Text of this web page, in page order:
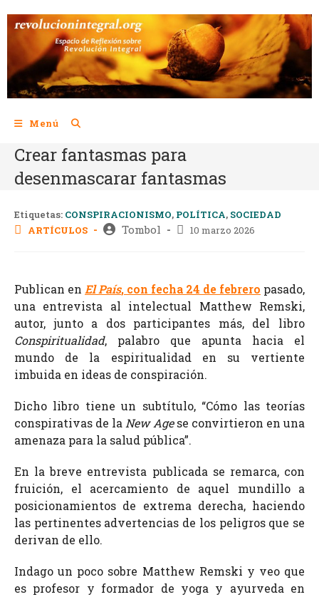
Menú
Crear fantasmas para
desenmascarar fantasmas
Etiquetas: CONSPIRACIONISMO, POLÍTICA, SOCIEDAD
ARTÍCULOS
Tombol 10 marzo 2026
Publican en El País, con fecha 24 de febrero pasado,
una entrevista al intelectual Matthew Remski,
autor, junto a dos participantes más, del libro
Conspiritualidad, palabro que apunta hacia el
mundo de la espiritualidad en su vertiente
imbuida en ideas de conspiración.
Dicho libro tiene un subtítulo, “Cómo las teorías
conspirativas de la New Agese convirtieron en una
amenaza para la salud pública”.
En la breve entrevista publicada se remarca, con
fruición, el acercamiento de aquel mundillo a
posicionamientos de extrema derecha, haciendo
las pertinentes advertencias de los peligros que se
derivan de ello.
Indago un poco sobre Matthew Remski y veo que
es profesor y formador de yoga y ayurveda en